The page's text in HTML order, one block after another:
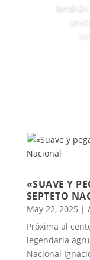
tendrán
«SUAVE Y
SEPTETO
May 22, 2025 |
Próxima al
legendaria
Nacional